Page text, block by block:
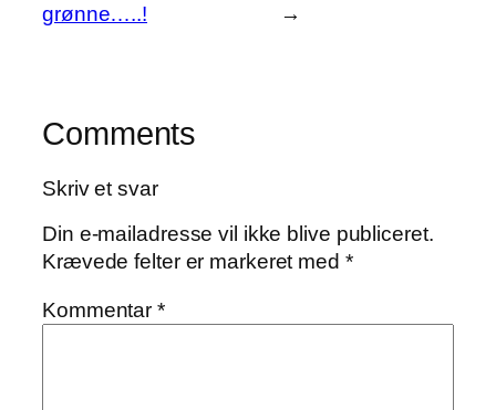
grønne…..!
→
Comments
Skriv et svar
Din e-mailadresse vil ikke blive publiceret.
Krævede felter er markeret med *
Kommentar*